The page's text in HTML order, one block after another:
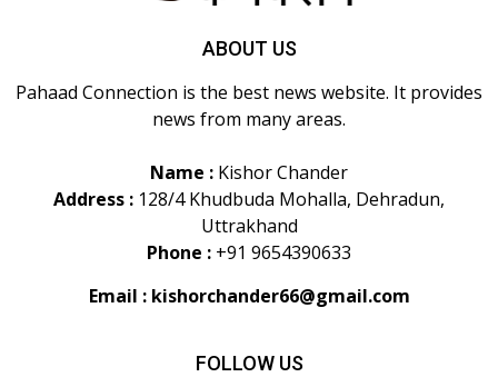
ABOUT US
Pahaad Connection is the best news website. It provides
news from many areas.
Name : Kishor Chander
Address : 128/4 Khudbuda Mohalla, Dehradun,
Uttrakhand
Phone : +91 9654390633
Email : kishorchander66@gmail.com
FOLLOW US